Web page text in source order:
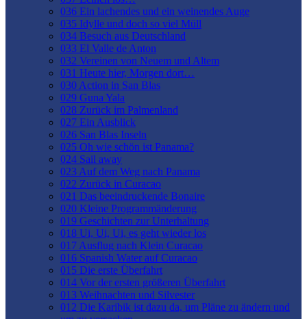
036 Ein lachendes und ein weinendes Auge
035 Idylle und doch so viel Müll
034 Besuch aus Deutschland
033 El Valle de Anton
032 Vereinen von Neuem und Altem
031 Heute hier, Morgen dort…
030 Action in San Blas
029 Guna Yala
028 Zurück im Palmenland
027 Ein Ausblick
026 San Blas Inseln
025 Oh wie schön ist Panama?
024 Sail away
023 Auf dem Weg nach Panama
022 Zurück in Curacao
021 Das beeindruckende Bonaire
020 Kleine Programmänderung
019 Geschichten zur Unterhaltung
018 Ui, Ui, Ui, es geht wieder los
017 Ausflug nach Klein Curacao
016 Spanish Water auf Curacao
015 Die erste Überfahrt
014 Vor der ersten größeren Überfahrt
013 Weihnachten und Silvester
012 Die Karibik ist dazu da, um Pläne zu ändern und